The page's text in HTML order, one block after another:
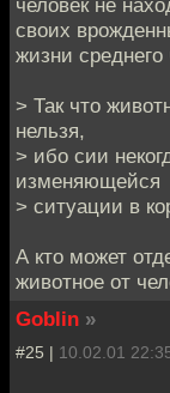
своих
жизни среднего
> Так что
нельзя,
> ибо сии
изменяющейся
> ситуации в
А кто может
животное от
Goblin »
#25 | 10.02.01